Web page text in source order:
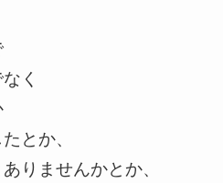
く
とか、
りませんかとか、